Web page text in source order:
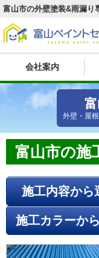
富山市の外壁塗装&雨漏り
会社案内
外壁・屋
富山市の施
施工内容から
施工カラーか